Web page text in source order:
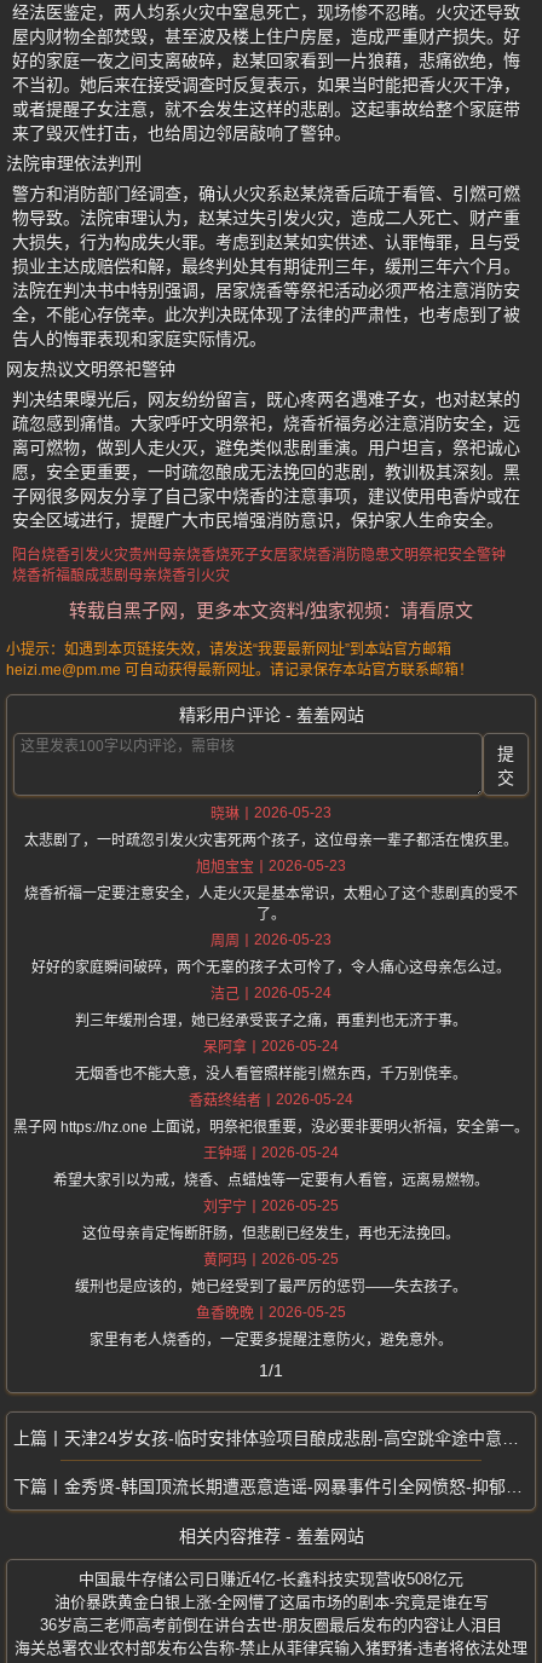
经法医鉴定，两人均系火灾中窒息死亡，现场惨不忍睹。火灾还导致
屋内财物全部焚毁，甚至波及楼上住户房屋，造成严重财产损失。好
好的家庭一夜之间支离破碎，赵某回家看到一片狼藉，悲痛欲绝，悔
不当初。她后来在接受调查时反复表示，如果当时能把香火灭干净，
或者提醒子女注意，就不会发生这样的悲剧。这起事故给整个家庭带
来了毁灭性打击，也给周边邻居敲响了警钟。
法院审理依法判刑
警方和消防部门经调查，确认火灾系赵某烧香后疏于看管、引燃可燃
物导致。法院审理认为，赵某过失引发火灾，造成二人死亡、财产重
大损失，行为构成失火罪。考虑到赵某如实供述、认罪悔罪，且与受
损业主达成赔偿和解，最终判处其有期徒刑三年，缓刑三年六个月。
法院在判决书中特别强调，居家烧香等祭祀活动必须严格注意消防安
全，不能心存侥幸。此次判决既体现了法律的严肃性，也考虑到了被
告人的悔罪表现和家庭实际情况。
网友热议文明祭祀警钟
判决结果曝光后，网友纷纷留言，既心疼两名遇难子女，也对赵某的
疏忽感到痛惜。大家呼吁文明祭祀，烧香祈福务必注意消防安全，远
离可燃物，做到人走火灭，避免类似悲剧重演。用户坦言，祭祀诚心
愿，安全更重要，一时疏忽酿成无法挽回的悲剧，教训极其深刻。黑
子网很多网友分享了自己家中烧香的注意事项，建议使用电香炉或在
安全区域进行，提醒广大市民增强消防意识，保护家人生命安全。
阳台烧香引发火灾贵州母亲烧香烧死子女居家烧香消防隐患文明祭祀安全警钟
烧香祈福酿成悲剧 母亲烧香引火灾
转载自黑子网，更多本文资料/独家视频：请看原文
小提示：如遇到本页链接失效，请发送“我要最新网址”到本站官方邮箱
heizi.me@pm.me 可自动获得最新网址。请记录保存本站官方联系邮箱！
精彩用户评论 - 羞羞网站
提
交
晓琳
2026-05-23
太悲剧了，一时疏忽引发火灾害死两个孩子，这位母亲一辈子都活在愧疚里。
旭旭宝宝
2026-05-23
烧香祈福一定要注意安全，人走火灭是基本常识，太粗心了这个悲剧真的受不
了。
周周
2026-05-23
好好的家庭瞬间破碎，两个无辜的孩子太可怜了，令人痛心这母亲怎么过。
洁己
2026-05-24
判三年缓刑合理，她已经承受丧子之痛，再重判也无济于事。
呆阿拿
2026-05-24
无烟香也不能大意，没人看管照样能引燃东西，千万别侥幸。
香菇终结者
2026-05-24
黑子网 https://hz.one 上面说，明祭祀很重要，没必要非要明火祈福，安全第一。
王钟瑶
2026-05-24
希望大家引以为戒，烧香、点蜡烛等一定要有人看管，远离易燃物。
刘宇宁
2026-05-25
这位母亲肯定悔断肝肠，但悲剧已经发生，再也无法挽回。
黄阿玛
2026-05-25
缓刑也是应该的，她已经受到了最严厉的惩罚——失去孩子。
鱼香晚晚
2026-05-25
家里有老人烧香的，一定要多提醒注意防火，避免意外。
1/1
天津24岁女孩-临时安排体验项目酿成悲剧-高空跳伞途中意外坠落水域身亡
金秀贤-韩国顶流长期遭恶意造谣-网暴事件引全网愤怒-抑郁症发作入院治疗
相关内容推荐 - 羞羞网站
中国最牛存储公司日赚近4亿-长鑫科技实现营收508亿元
油价暴跌黄金白银上涨-全网懵了这届市场的剧本-究竟是谁在写
36岁高三老师高考前倒在讲台去世-朋友圈最后发布的内容让人泪目
海关总署农业农村部发布公告称-禁止从菲律宾输入猪野猪-违者将依法处理